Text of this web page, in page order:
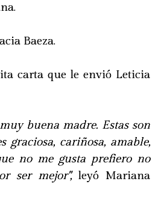
Baeza.
carta que le envió Leticia
buena madre. Estas son
graciosa, cariñosa, amable,
no me gusta prefiero no
ser mejor",leyó Mariana